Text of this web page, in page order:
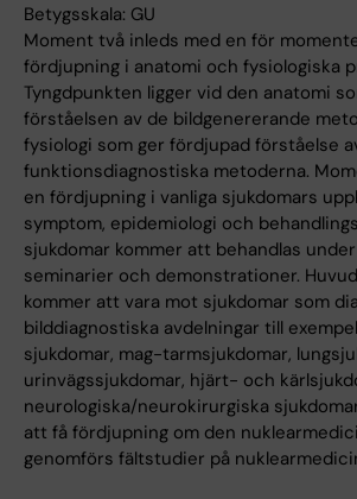
Betygsskala: GU
Moment två inleds med en för
fördjupning i anatomi och fysiologiska
Tyngdpunkten ligger vid den anatomi
förståelsen av de bildgenererande
fysiologi som ger fördjupad förståelse
funktionsdiagnostiska metoderna.
en fördjupning i vanliga sjukdomars
symptom, epidemiologi och
sjukdomar kommer att behandlas
seminarier och demonstrationer.
kommer att vara mot sjukdomar som
bilddiagnostiska avdelningar till
sjukdomar, mag-tarmsjukdomar,
urinvägssjukdomar, hjärt- och
neurologiska/neurokirurgiska
att få fördjupning om den
genomförs fältstudier på